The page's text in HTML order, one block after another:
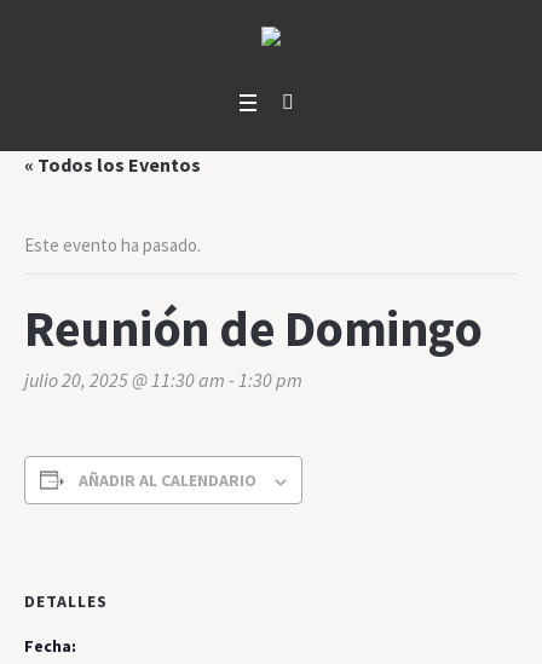
« Todos los Eventos
Este evento ha pasado.
Reunión de Domingo
julio 20, 2025 @ 11:30 am - 1:30 pm
AÑADIR AL CALENDARIO
DETALLES
Fecha: